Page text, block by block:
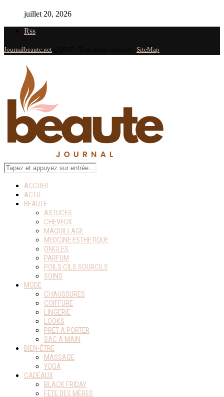
juillet 20, 2026
Rss
Journalbeaute.net SiteMap
ACCUEIL
ACTU
BEAUTÉ
ASTUCES
CHEVEUX
MAQUILLAGE
MEDCINE ESTHETIQUE
ONGLES
PARFUM
POILS CILS SOURCILS
SOINS
MODE
CHAUSSURES
COIFFURE
LINGERIE
LOOKS
PRÊT A PORTER
SAC A MAIN
BIEN-ÊTRE
MASSAGE
YOGA
CADEAUX
BLACK FRIDAY
FÊTE DES MÈRES